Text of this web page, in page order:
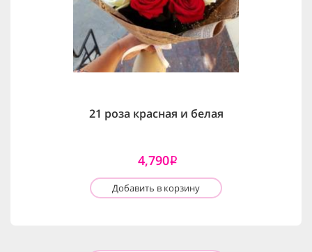
21 роза красная и белая
4,790i
Добавить в корзину